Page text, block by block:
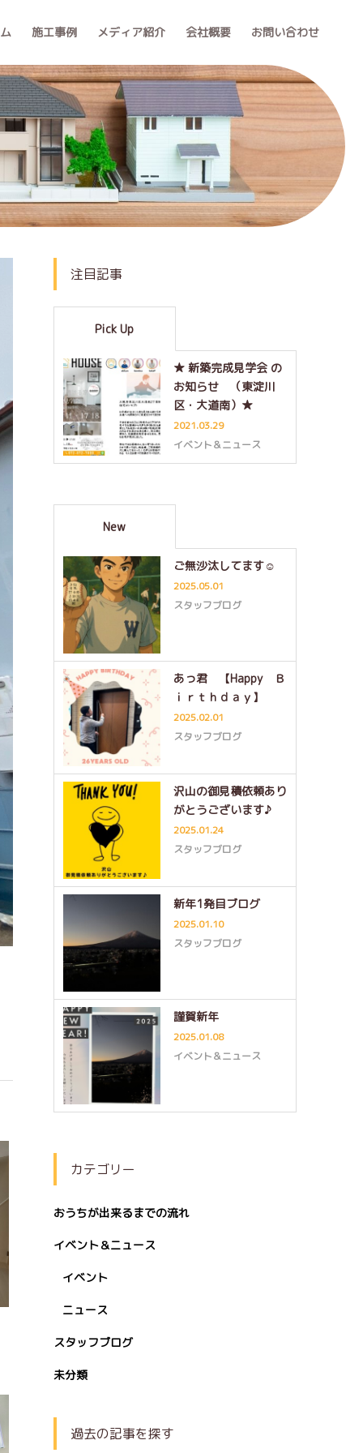
会社概要
施工事例 メディア紹介 お問い合わせ
注目記事
Pick Up
★ 新築完成見学会 の
お知らせ （東淀川
区・大道南）★
2021.03.29
イベント＆ニュース
New
ご無沙汰してます☺
2025.05.01
スタッフブログ
あっ君 【Happy Ｂ
ｉｒｔｈｄａｙ】
2025.02.01
スタッフブログ
沢山の御見積依頼あり
がとうございます♪
2025.01.24
スタッフブログ
新年1発目ブログ
2025.01.10
スタッフブログ
謹賀新年
2025.01.08
イベント＆ニュース
カテゴリー
おうちが出来るまでの流れ
イベント＆ニュース
イベント
ニュース
スタッフブログ
未分類
過去の記事を探す